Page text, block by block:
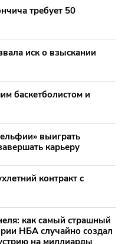
требует 50
иск о взыскании
баскетболистом и
выиграть
карьеру
контракт с
как самый страшный
НБА случайно создал
на миллиарды